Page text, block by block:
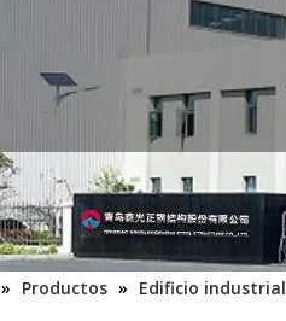
» Productos » Edificio industrial